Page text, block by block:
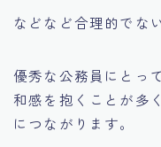
などなど合理的でな
優秀な公務員にとっ
和感を抱くことが多
につながります。